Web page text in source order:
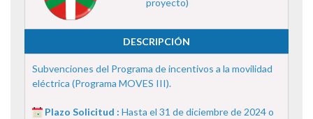
DESCRIPCIÓN
Subvenciones del Programa de incentivos a la movilidad
eléctrica (Programa MOVES III).
Plazo Solicitud : Hasta el 31 de diciembre de 2024 o